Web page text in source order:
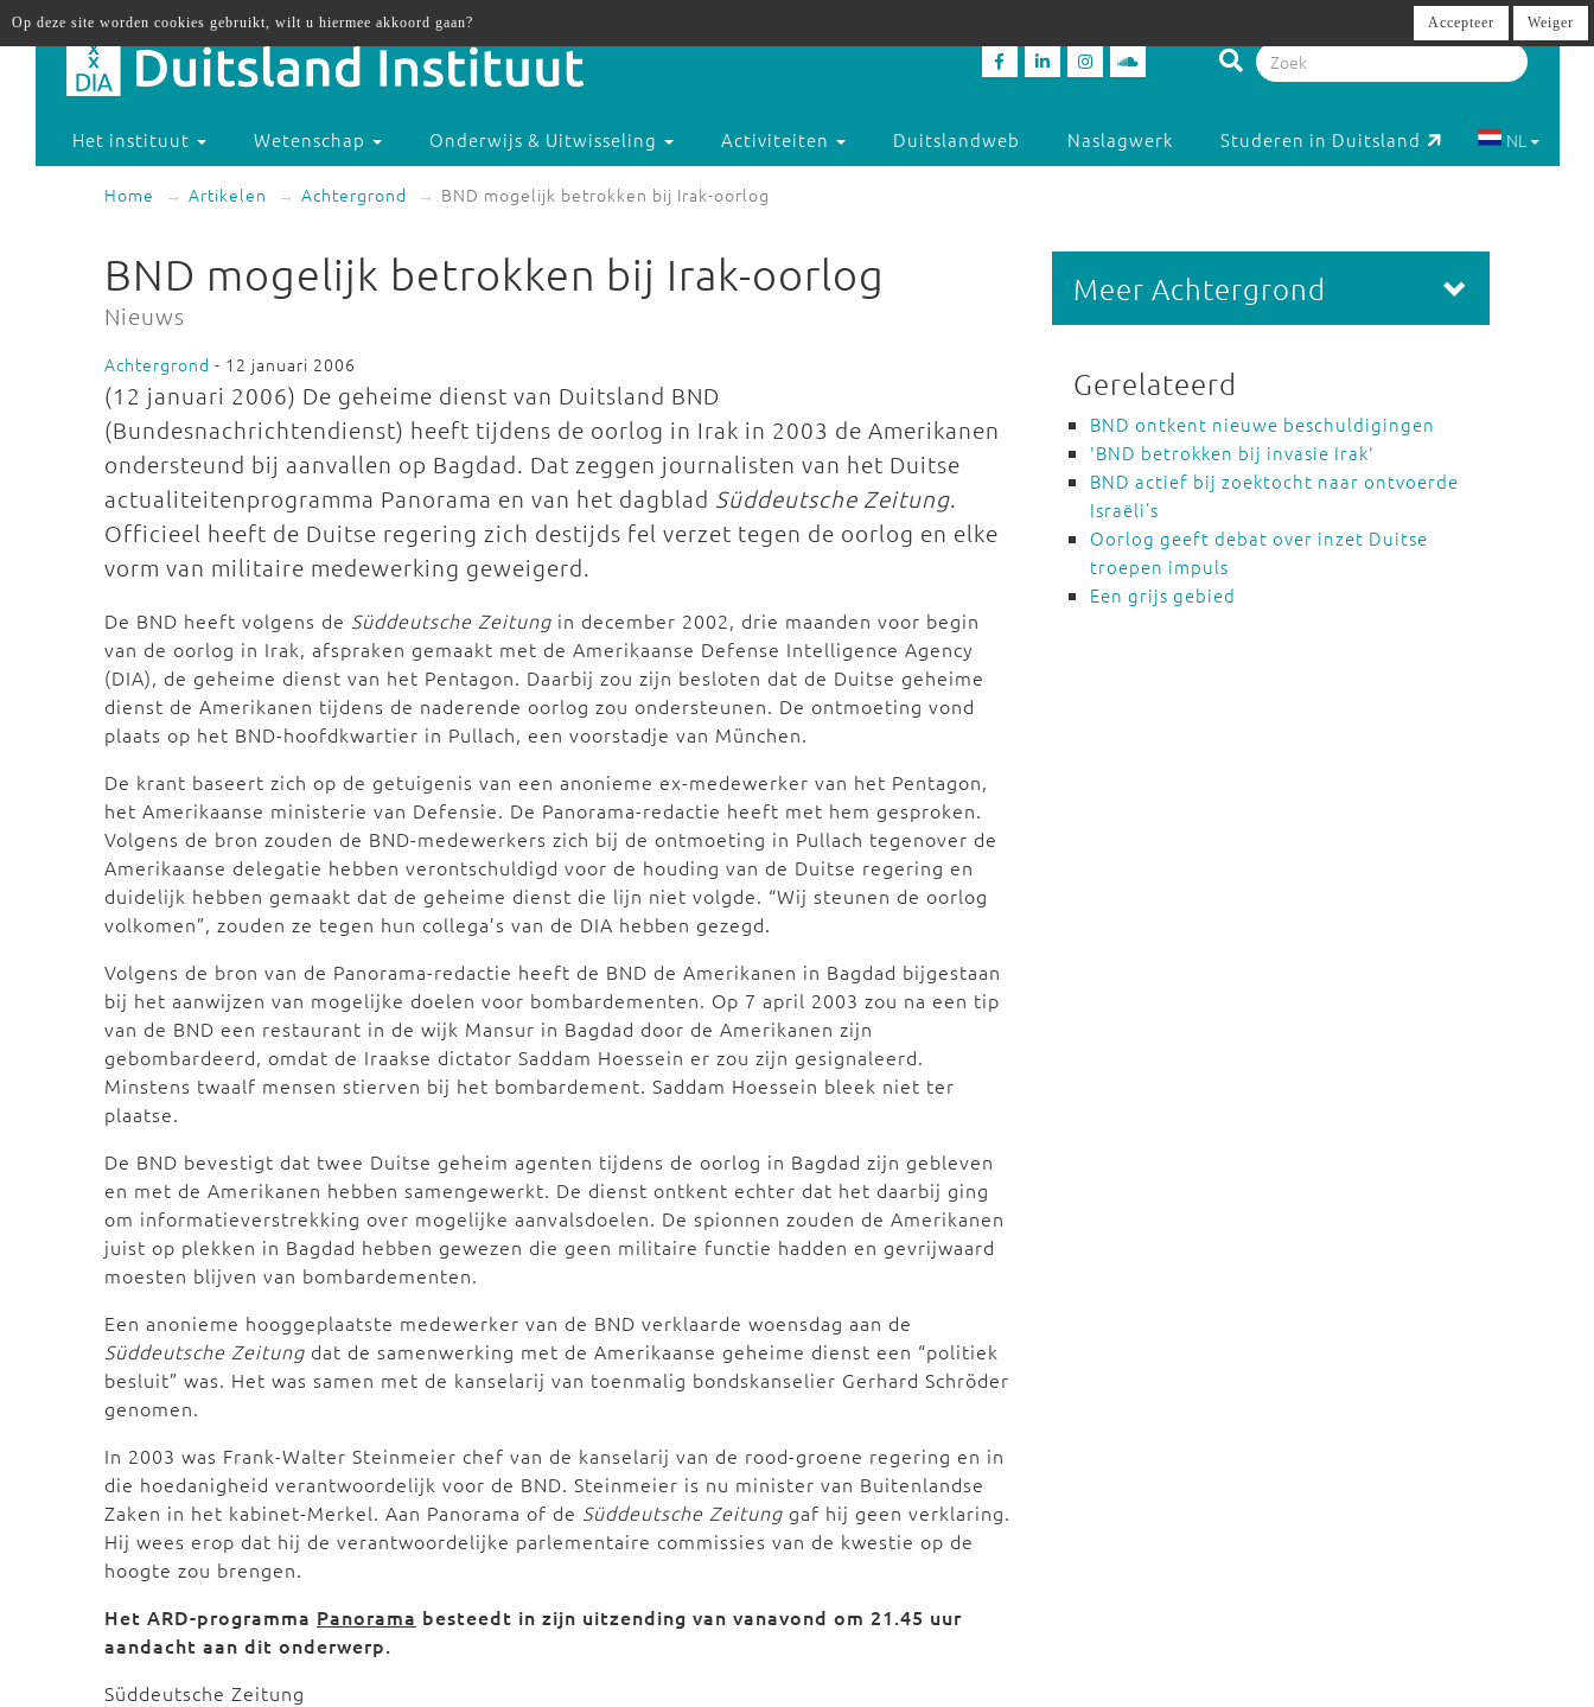
Het instituut Wetenschap Onderwijs & Uitwisseling Activiteiten Duitslandweb Naslagwerk Studeren in Duitsland NL
Home Artikelen Achtergrond BND mogelijk betrokken bij Irak-oorlog
BND mogelijk betrokken bij Irak-oorlog
Nieuws
Achtergrond - 12 januari 2006
(12 januari 2006) De geheime dienst van Duitsland BND
(Bundesnachrichtendienst) heeft tijdens de oorlog in Irak in 2003 de Amerikanen
ondersteund bij aanvallen op Bagdad. Dat zeggen journalisten van het Duitse
actualiteitenprogramma Panorama en van het dagblad Süddeutsche Zeitung.
Officieel heeft de Duitse regering zich destijds fel verzet tegen de oorlog en elke
vorm van militaire medewerking geweigerd.
De BND heeft volgens de Süddeutsche Zeitung in december 2002, drie maanden voor begin
van de oorlog in Irak, afspraken gemaakt met de Amerikaanse Defense Intelligence Agency
(DIA), de geheime dienst van het Pentagon. Daarbij zou zijn besloten dat de Duitse geheime
dienst de Amerikanen tijdens de naderende oorlog zou ondersteunen. De ontmoeting vond
plaats op het BND-hoofdkwartier in Pullach, een voorstadje van München.
De krant baseert zich op de getuigenis van een anonieme ex-medewerker van het Pentagon,
het Amerikaanse ministerie van Defensie. De Panorama-redactie heeft met hem gesproken.
Volgens de bron zouden de BND-medewerkers zich bij de ontmoeting in Pullach tegenover de
Amerikaanse delegatie hebben verontschuldigd voor de houding van de Duitse regering en
duidelijk hebben gemaakt dat de geheime dienst die lijn niet volgde. “Wij steunen de oorlog
volkomen”, zouden ze tegen hun collega’s van de DIA hebben gezegd.
Volgens de bron van de Panorama-redactie heeft de BND de Amerikanen in Bagdad bijgestaan
bij het aanwijzen van mogelijke doelen voor bombardementen. Op 7 april 2003 zou na een tip
van de BND een restaurant in de wijk Mansur in Bagdad door de Amerikanen zijn
gebombardeerd, omdat de Iraakse dictator Saddam Hoessein er zou zijn gesignaleerd.
Minstens twaalf mensen stierven bij het bombardement. Saddam Hoessein bleek niet ter
plaatse.
De BND bevestigt dat twee Duitse geheim agenten tijdens de oorlog in Bagdad zijn gebleven
en met de Amerikanen hebben samengewerkt. De dienst ontkent echter dat het daarbij ging
om informatieverstrekking over mogelijke aanvalsdoelen. De spionnen zouden de Amerikanen
juist op plekken in Bagdad hebben gewezen die geen militaire functie hadden en gevrijwaard
moesten blijven van bombardementen.
Een anonieme hooggeplaatste medewerker van de BND verklaarde woensdag aan de
Süddeutsche Zeitung dat de samenwerking met de Amerikaanse geheime dienst een “politiek
besluit” was. Het was samen met de kanselarij van toenmalig bondskanselier Gerhard Schröder
genomen.
In 2003 was Frank-Walter Steinmeier chef van de kanselarij van de rood-groene regering en in
die hoedanigheid verantwoordelijk voor de BND. Steinmeier is nu minister van Buitenlandse
Zaken in het kabinet-Merkel. Aan Panorama of de Süddeutsche Zeitung gaf hij geen verklaring.
Hij wees erop dat hij de verantwoordelijke parlementaire commissies van de kwestie op de
hoogte zou brengen.
Het ARD-programma Panorama besteedt in zijn uitzending van vanavond om 21.45 uur
aandacht aan dit onderwerp.
Süddeutsche Zeitung
Meer Achtergrond
Gerelateerd
BND ontkent nieuwe beschuldigingen
'BND betrokken bij invasie Irak'
BND actief bij zoektocht naar ontvoerde
Israëli’s
Oorlog geeft debat over inzet Duitse
troepen impuls
Een grijs gebied
Op deze site worden cookies gebruikt, wilt u hiermee akkoord gaan? Accepteer Weiger